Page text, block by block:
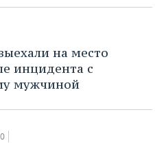
на место
инцидента с
мужчиной